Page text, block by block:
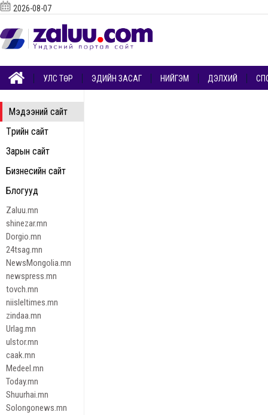
Мэдээний сайт
Төрийн сайт
Зарын сайт
Бизнесийн сайт
Блогууд
Zaluu.mn
shinezar.mn
Dorgio.mn
24tsag.mn
NewsMongolia.mn
newspress.mn
tovch.mn
niisleltimes.mn
zindaa.mn
Urlag.mn
ulstor.mn
caak.mn
Medeel.mn
Today.mn
Shuurhai.mn
Solongonews.mn
2026-08-07
УЛС ТӨР ЭДИЙН ЗАСАГ НИЙГЭМ ДЭЛХИЙ